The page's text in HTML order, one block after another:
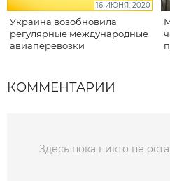
16 ИЮНЯ, 2020
Украина возобновила
регулярные международные
авиаперевозки
КОММЕНТАРИИ
Здесь пока никто не